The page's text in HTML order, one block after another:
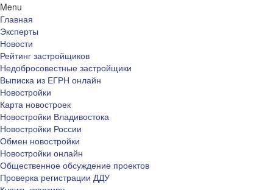
Menu
Главная
Эксперты
Новости
Рейтинг застройщиков
Недобросовестные застройщики
Выписка из ЕГРН онлайн
Новостройки
Карта новостроек
Новостройки Владивостока
Новостройки России
Обмен новостройки
Новостройки онлайн
Общественное обсуждение проектов
Проверка регистрации ДДУ